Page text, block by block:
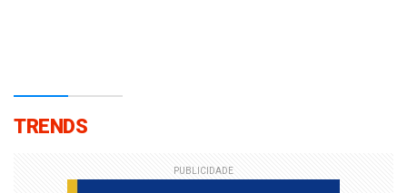
TRENDS
PUBLICIDADE